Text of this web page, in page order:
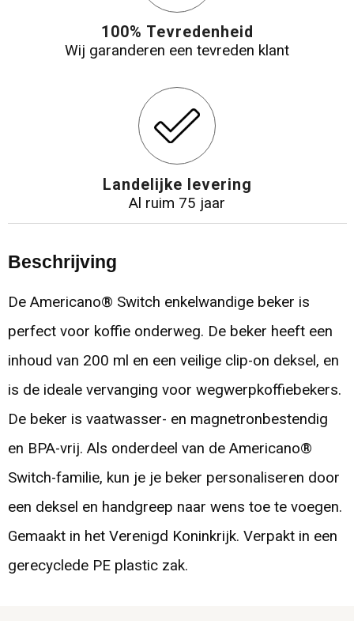
100% Tevredenheid
Wij garanderen een tevreden klant
Landelijke levering
Al ruim 75 jaar
Beschrijving
De Americano® Switch enkelwandige beker is
perfect voor koffie onderweg. De beker heeft een
inhoud van 200 ml en een veilige clip-on deksel, en
is de ideale vervanging voor wegwerpkoffiebekers.
De beker is vaatwasser- en magnetronbestendig
en BPA-vrij. Als onderdeel van de Americano®
Switch-familie, kun je je beker personaliseren door
een deksel en handgreep naar wens toe te voegen.
Gemaakt in het Verenigd Koninkrijk. Verpakt in een
gerecyclede PE plastic zak.